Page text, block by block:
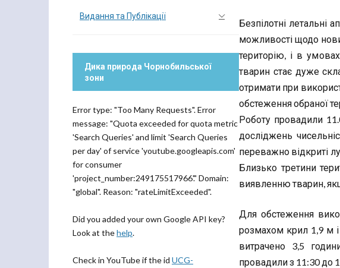
Безпілотні летальні
можливості щодо
територію, і в
тварин стає дуже
отримати при
обстеження обраної
Роботу провадили
досліджень
переважно відкриті
Близько третини
виявленню тварин,
Для обстеження
розмахом крил 1,9 м і
витрачено 3,5
провадили з 11:30 до
Видання та Публікації
Дика природа Чорнобильської
зони
Error type: "Too Many Requests". Error
message: "Quota exceeded for quota metric
'Search Queries' and limit 'Search Queries
per day' of service 'youtube.googleapis.com'
for consumer
'project_number:249175517966'." Domain:
"global". Reason: "rateLimitExceeded".
Did you added your own Google API key?
Look at thehelp.
Check in YouTube if the id UCG-